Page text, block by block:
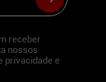
receber
nossos
privacidade e